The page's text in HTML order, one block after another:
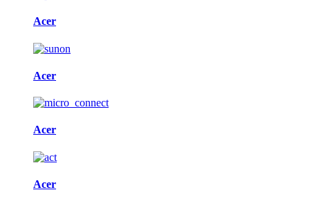
Acer
Acer
Acer
Acer